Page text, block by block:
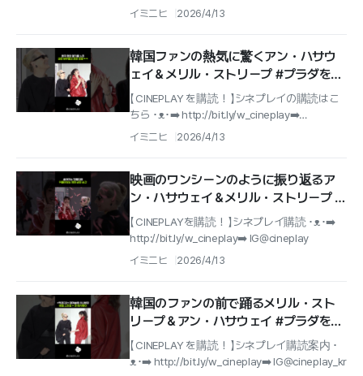
IG@cineplay_kr
イミニヒ 2026/4/13
韓国ファンの熱気に驚くアン・ハサウ
ェイ＆メリル・ストリープ #プラダを着
た悪魔2 #レッドカーペット
【 CINEPLAY を購読！ 】シネプレイの購読はこ
ちら ･ᴥ･➡️ http://bit.ly/w_cineplay➡️
IG@cineplay_kr
イミニヒ 2026/4/13
映画のワンシーンのように振り返るア
ン・ハサウェイ＆メリル・ストリープ #
プラダを着た悪魔2 #レッドカーペット
【 CINEPLAYを購読！ 】シネプレイ購読 ･ᴥ･➡️
http://bit.ly/w_cineplay➡️ IG@cineplay
イミニヒ 2026/4/13
韓国のファンの前で踊るメリル・スト
リープ＆アン・ハサウェイ #プラダを着
た悪魔2 #レッドカーペット
【 CINEPLAY を購読！ 】シネプレイ購読案内 ･
ᴥ･➡️ http://bit.ly/w_cineplay➡️ IG@cineplay_kr